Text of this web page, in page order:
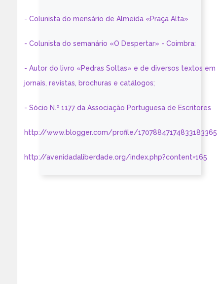
- Colunista do mensário de Almeida «Praça Alta»
- Colunista do semanário «O Despertar» - Coimbra:
- Autor do livro «Pedras Soltas» e de diversos textos em
jornais, revistas, brochuras e catálogos;
- Sócio N.º 1177 da Associação Portuguesa de Escritores
http://www.blogger.com/profile/17078847174833183365
http://avenidadaliberdade.org/index.php?content=165